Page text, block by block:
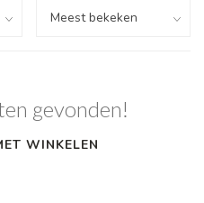
gevonden!
WINKELEN